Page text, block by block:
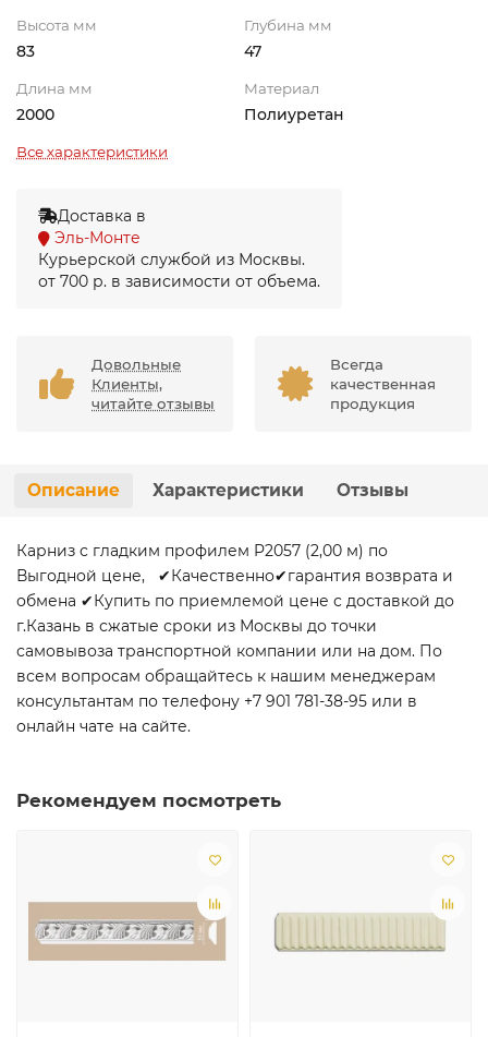
Высота мм
83
Глубина мм
47
Длина мм
2000
Материал
Полиуретан
Все характеристики
Доставка в
Эль-Монте
Курьерской службой из Москвы.
от 700 р. в зависимости от объема.
Довольные
Клиенты,
читайте отзывы
Всегда
качественная
продукция
Описание Характеристики Отзывы
Карниз с гладким профилем P2057 (2,00 м) по
Выгодной цене, ✔Качественно✔гарантия возврата и
обмена ✔Купить по приемлемой цене с доставкой до
г.Казань в сжатые сроки из Москвы до точки
самовывоза транспортной компании или на дом. По
всем вопросам обращайтесь к нашим менеджерам
консультантам по телефону +7 901 781-38-95 или в
онлайн чате на сайте.
Рекомендуем посмотреть